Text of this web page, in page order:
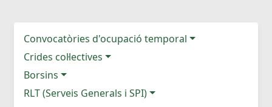
Convocatòries d'ocupació temporal
Crides col·lectives
Borsins
RLT (Serveis Generals i SPI)